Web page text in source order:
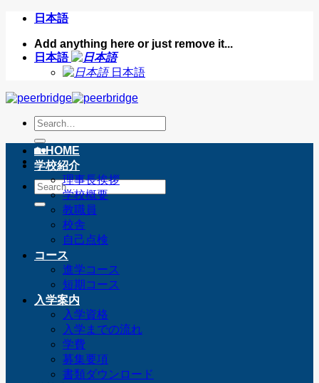
Skip
content
日本語
Add anything here or just remove it...
日本語
日本語
🏡︎HOME
学校紹介
理事長挨拶
学校概要
教職員
校舎
自己点検
コース
進学コース
短期コース
入学案内
入学資格
入学までの流れ
学費
募集要項
書類ダウンロード